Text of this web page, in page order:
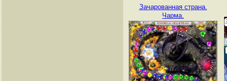
Зачарованная страна.
Чарма.